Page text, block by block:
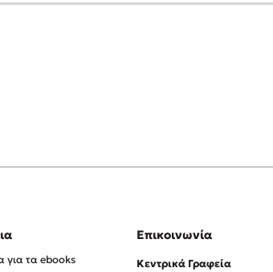
για τα ebooks
Επικοινωνία
Κεντρικά Γραφεία